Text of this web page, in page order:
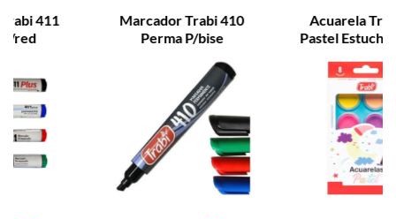
Marcador Trabi 410
Perma P/bise
Acuarela Trabi X 8
Pastel Estuche Rigido